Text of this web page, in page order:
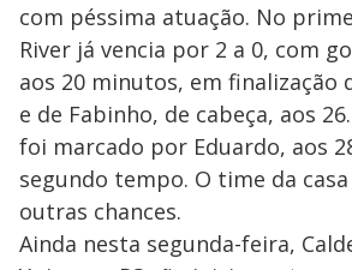
com péssima atuação. No
River já vencia por 2 a 0, com
aos 20 minutos, em finalização
e de Fabinho, de cabeça, aos
foi marcado por Eduardo, aos
segundo tempo. O time da
outras chances.
Ainda nesta segunda-feira,